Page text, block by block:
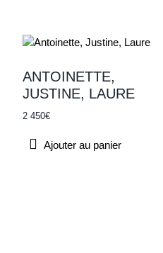
ANTOINETTE,
JUSTINE, LAURE
2 450€
Ajouter au panier